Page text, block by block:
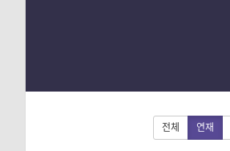
전체 연재